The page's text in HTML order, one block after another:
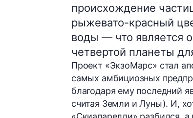
происхождение
рыжевато-красный
воды — что является
четвертой планеты
Проект «ЭкзоМарс» стал
самых амбициозных
благодаря ему последний
считая Земли и Луны). И,